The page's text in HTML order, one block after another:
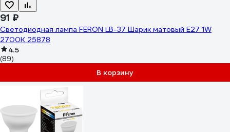
91 ₽
Светодиодная лампа FERON LB-37 Шарик матовый E27 1W
2700K 25878
4.5
(89)
В корзину